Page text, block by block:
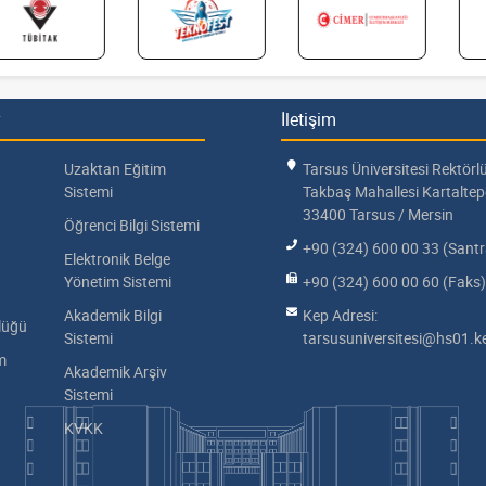
Uzaktan Eğitim
Sistemi
Öğrenci Bilgi Sistemi
Elektronik Belge
Yönetim Sistemi
Akademik Bilgi
Sistemi
Akademik Arşiv
Sistemi
KVKK
İletişim
Tarsus Üniversitesi
Takbaş Mahallesi
33400 Tarsus / Mersin
+90 (324) 600 00 33
+90 (324) 600 00 60 (Faks)
Kep Adresi: